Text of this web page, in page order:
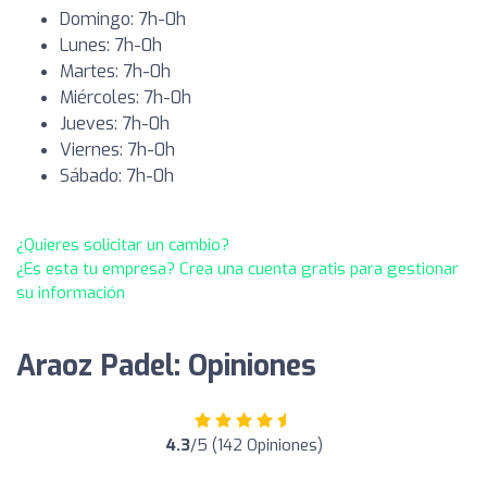
Domingo: 7h-0h
Lunes: 7h-0h
Martes: 7h-0h
Miércoles: 7h-0h
Jueves: 7h-0h
Viernes: 7h-0h
Sábado: 7h-0h
¿Quieres solicitar un cambio?
¿Es esta tu empresa? Crea una cuenta gratis para gestionar
su información
Araoz Padel: Opiniones
4.3/5 (142 Opiniones)